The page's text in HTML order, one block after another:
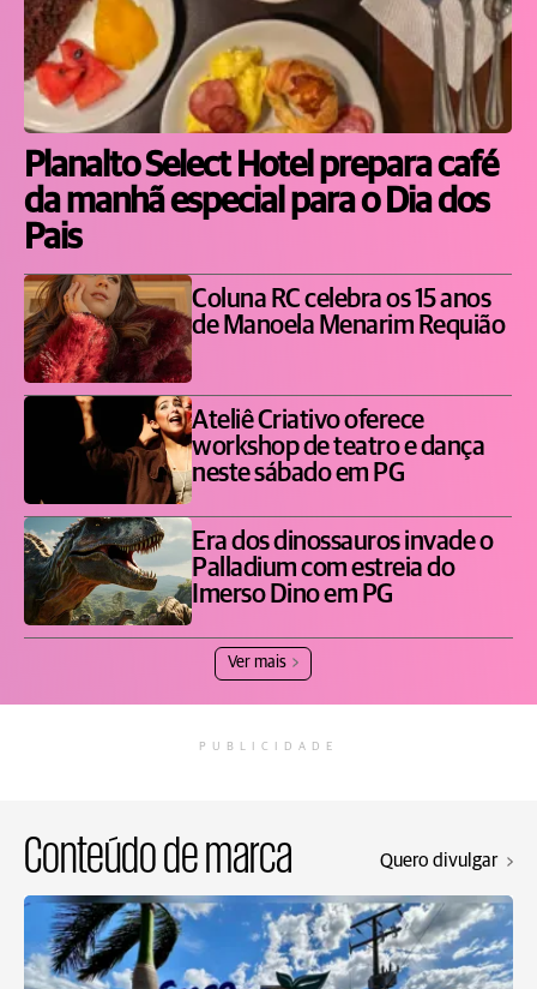
Planalto Select Hotel prepara café
da manhã especial para o Dia dos
Pais
Coluna RC celebra os 15 anos
de Manoela Menarim Requião
Ateliê Criativo oferece
workshop de teatro e dança
neste sábado em PG
Era dos dinossauros invade o
Palladium com estreia do
Imerso Dino em PG
Ver mais
PUBLICIDADE
Conteúdo de marca Quero divulgar